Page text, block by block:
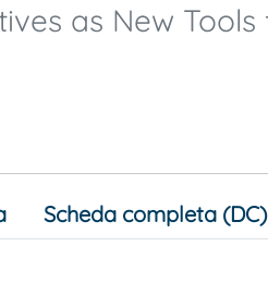
as New Tools
Scheda completa (DC)